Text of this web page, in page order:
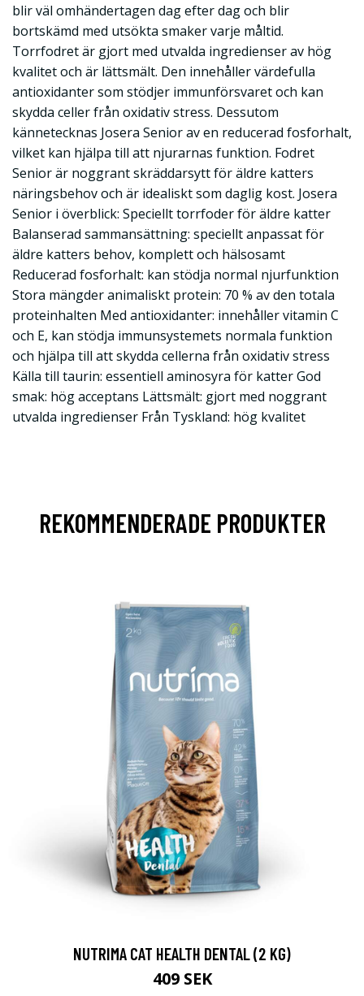
blir väl omhändertagen dag efter dag och blir
bortskämd med utsökta smaker varje måltid.
Torrfodret är gjort med utvalda ingredienser av hög
kvalitet och är lättsmält. Den innehåller värdefulla
antioxidanter som stödjer immunförsvaret och kan
skydda celler från oxidativ stress. Dessutom
kännetecknas Josera Senior av en reducerad fosforhalt,
vilket kan hjälpa till att njurarnas funktion. Fodret
Senior är noggrant skräddarsytt för äldre katters
näringsbehov och är idealiskt som daglig kost. Josera
Senior i överblick: Speciellt torrfoder för äldre katter
Balanserad sammansättning: speciellt anpassat för
äldre katters behov, komplett och hälsosamt
Reducerad fosforhalt: kan stödja normal njurfunktion
Stora mängder animaliskt protein: 70 % av den totala
proteinhalten Med antioxidanter: innehåller vitamin C
och E, kan stödja immunsystemets normala funktion
och hjälpa till att skydda cellerna från oxidativ stress
Källa till taurin: essentiell aminosyra för katter God
smak: hög acceptans Lättsmält: gjort med noggrant
utvalda ingredienser Från Tyskland: hög kvalitet
REKOMMENDERADE PRODUKTER
NUTRIMA CAT HEALTH DENTAL (2 KG)
409 SEK